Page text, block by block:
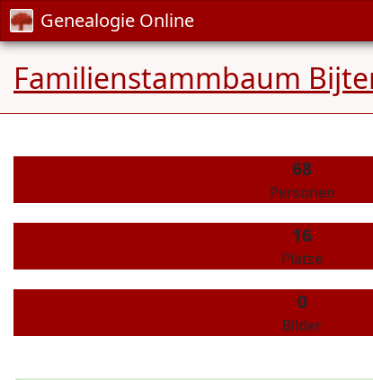
Genealogie Online
Familienstammbaum
68
Personen
16
Plätze
0
Bilder